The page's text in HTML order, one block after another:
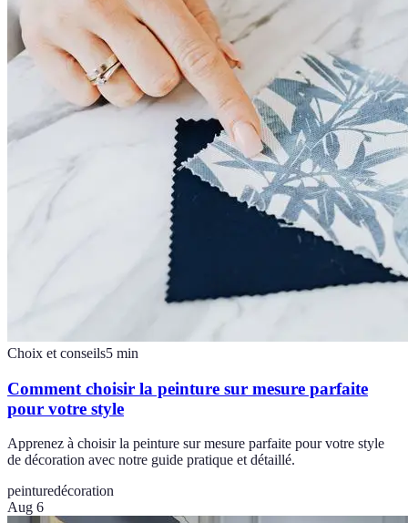
Choix et conseils5 min
Comment choisir la peinture sur mesure parfaite
pour votre style
Apprenez à choisir la peinture sur mesure parfaite pour votre style
de décoration avec notre guide pratique et détaillé.
peinturedécoration
Aug 6